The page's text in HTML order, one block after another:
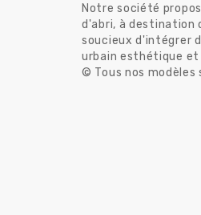
Notre société
d'abri, à destination
soucieux d'intégrer
urbain esthétique et
© Tous nos modèles